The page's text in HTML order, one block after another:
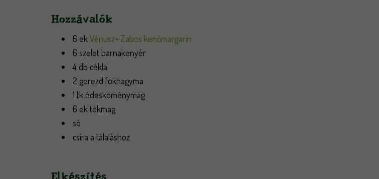
Hozzávalók
6 ek Vénusz+ Zabos kenőmargarin
6 szelet barnakenyér
4 db cékla
2 gerezd fokhagyma
1 tk édesköménymag
6 ek tökmag
só
csíra a tálaláshoz